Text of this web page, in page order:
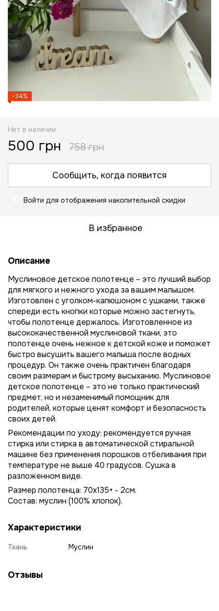
−34%
Нет в наличии
500 грн 758 грн
Сообщить, когда появится
Войти для отображения накопительной скидки
В избранное
Описание
Муслиновое детское полотенце – это лучший выбор
для мягкого и нежного ухода за вашим малышом.
Изготовлен с уголком-капюшоном с ушками, также
спереди есть кнопки которые можно застегнуть,
чтобы полотенце держалось. Изготовленное из
высококачественной муслиновой ткани, это
полотенце очень нежное к детской коже и поможет
быстро высушить вашего малыша после водных
процедур. Он также очень практичен благодаря
своим размерам и быстрому высыханию. Муслиновое
детское полотенце – это не только практический
предмет, но и незаменимый помощник для
родителей, которые ценят комфорт и безопасность
своих детей.
Рекомендации по уходу: рекомендуется ручная
стирка или стирка в автоматической стиральной
машине без применения порошков отбеливания при
температуре не выше 40 градусов. Сушка в
разложенном виде.
Размер полотенца: 70х135+ - 2см.
Состав: муслин (100% хлопок).
Характеристики
Ткань Муслин
Отзывы